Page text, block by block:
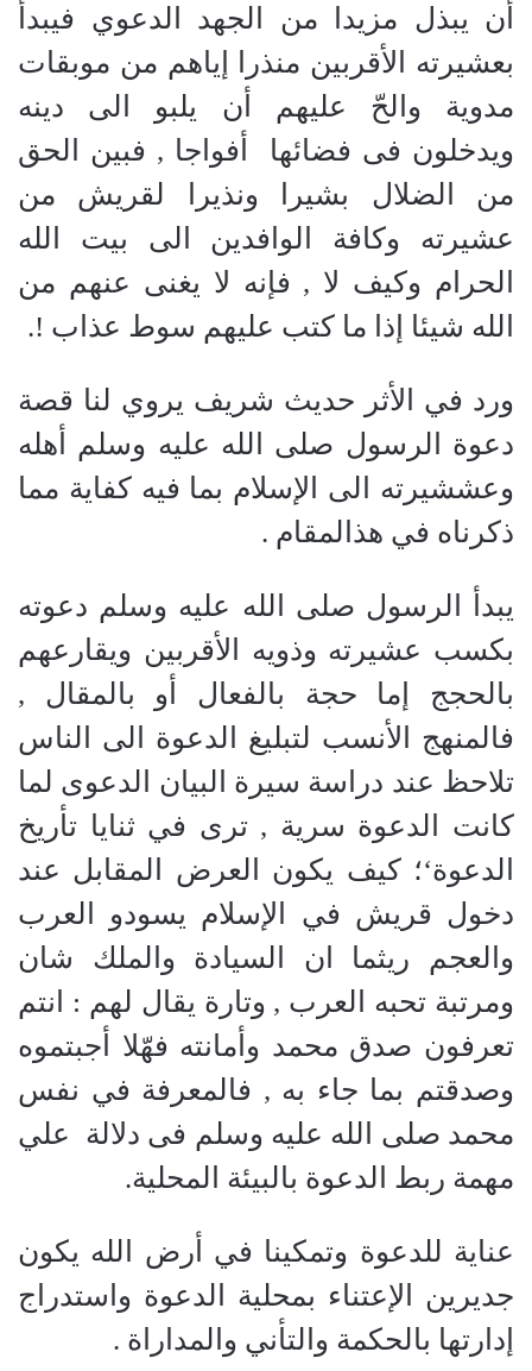
أن يبذل مزيدا من الجهد الدعوي فيبدأ
بعشيرته الأقربين منذرا إياهم من موبقات
مدوية والحّ عليهم أن يلبو الى دينه
ويدخلون فى فضائها
أفواجا , فبين الحق
من الضلال بشيرا ونذيرا لقريش من
عشيرته وكافة الوافدين الى بيت الله
الحرام وكيف لا , فإنه لا يغنى عنهم من
الله شيئا إذا ما كتب عليهم سوط عذاب !.
ورد في الأثر حديث شريف يروي لنا قصة
دعوة الرسول صلى الله عليه وسلم أهله
وعششيرته الى الإسلام بما فيه كفاية مما
ذكرناه في هذالمقام .
يبدأ الرسول صلى الله عليه وسلم دعوته
بكسب عشيرته وذويه الأقربين ويقارعهم
بالحجج إما حجة بالفعال أو بالمقال ,
فالمنهج الأنسب لتبليغ الدعوة الى الناس
تلاحظ عند دراسة سيرة البيان الدعوى لما
كانت الدعوة سرية , ترى في ثنايا تأريخ
الدعوة‘؛ كيف يكون العرض المقابل عند
دخول قريش في الإسلام يسودو العرب
والعجم ريثما ان السيادة والملك شان
ومرتبة تحبه العرب , وتارة يقال لهم : انتم
تعرفون صدق محمد وأمانته فهّلا أجبتموه
وصدقتم بما جاء به , فالمعرفة في نفس
محمد صلى الله عليه وسلم فى دلالة علي
مهمة ربط الدعوة بالبيئة المحلية.
عناية للدعوة وتمكينا في أرض الله يكون
جديرين الإعتناء بمحلية الدعوة واستدراج
إدارتها بالحكمة والتأني والمداراة .